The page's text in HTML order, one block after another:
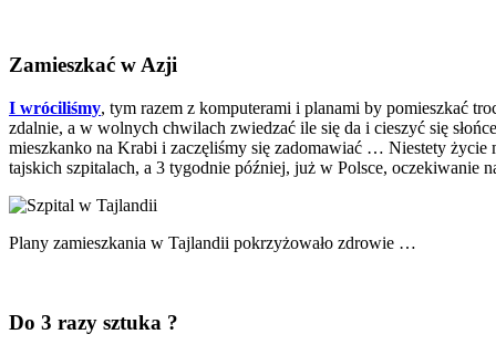
Zamieszkać w Azji
I wróciliśmy, tym razem z komputerami i planami by pomieszkać
zdalnie, a w wolnych chwilach zwiedzać ile się da i cieszyć się
mieszkanko na Krabi i zaczęliśmy się zadomawiać … Niestety życie
tajskich szpitalach, a 3 tygodnie później, już w Polsce, oczekiwanie
Plany zamieszkania w Tajlandii pokrzyżowało zdrowie …
Do 3 razy sztuka ?